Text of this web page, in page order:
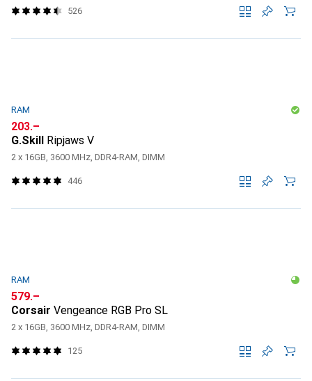
526
RAM
CHF
203.–
G.Skill Ripjaws V
2 x 16GB, 3600 MHz, DDR4-RAM, DIMM
446
RAM
CHF
579.–
Corsair Vengeance RGB Pro SL
2 x 16GB, 3600 MHz, DDR4-RAM, DIMM
125